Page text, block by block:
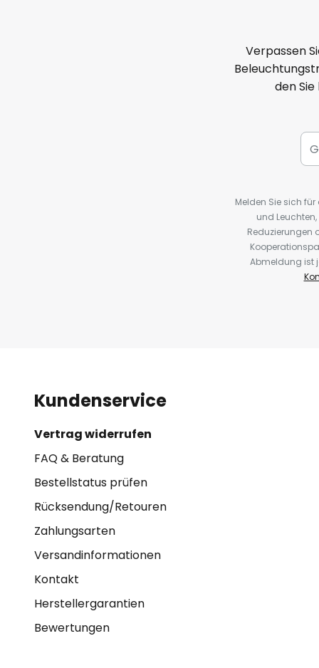
Verpassen
den
Melden Sie sich
und
Reduzierungen
Abmeldung ist
Kundenservice
Vertrag widerrufen
FAQ & Beratung
Bestellstatus prüfen
Rücksendung/Retouren
Zahlungsarten
Versandinformationen
Kontakt
Herstellergarantien
Bewertungen